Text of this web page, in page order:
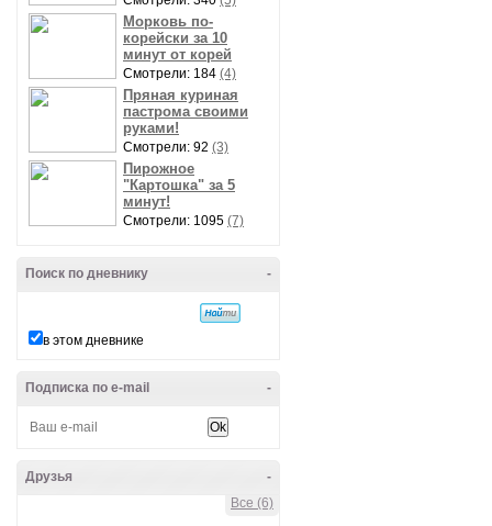
Морковь по-
корейски за 10
минут от корей
Смотрели: 184 (4)
Пряная куриная
пастрома своими
руками!
Смотрели: 92 (3)
Пирожное
"Картошка" за 5
минут!
Смотрели: 1095 (7)
-
Поиск по дневнику
в этом дневнике
-
Подписка по e-mail
-
Друзья
Все (6)